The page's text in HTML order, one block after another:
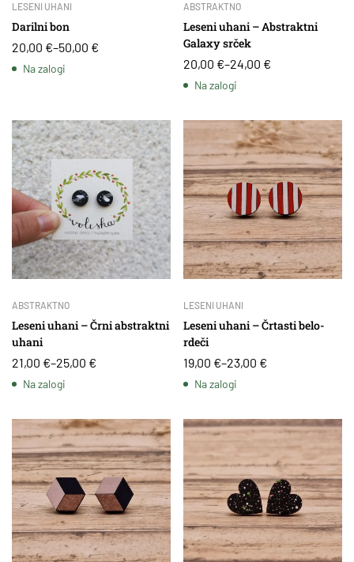
LESENI UHANI
Darilni bon
20,00 €–50,00 €
Na zalogi
ABSTRAKTNO
Leseni uhani – Abstraktni
Galaxy srček
20,00 €–24,00 €
Na zalogi
ABSTRAKTNO
Leseni uhani – Črni abstraktni
uhani
21,00 €–25,00 €
Na zalogi
LESENI UHANI
Leseni uhani – Črtasti belo-
rdeči
19,00 €–23,00 €
Na zalogi